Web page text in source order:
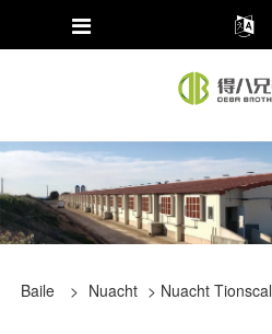
Baile > Nuacht > Nuacht Tionscal